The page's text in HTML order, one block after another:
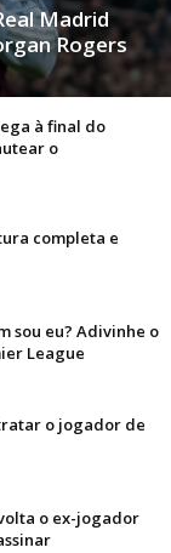
Madrid
Rogers
à final do
o
completa e
sou eu? Adivinhe o
League
o jogador de
o ex-jogador